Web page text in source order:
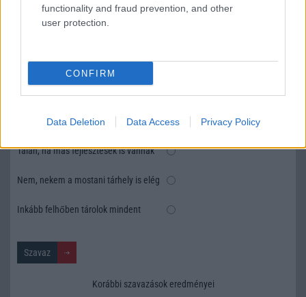
functionality and fraud prevention, and other
user protection.
CONFIRM
Data Deletion Data Access Privacy Policy
Megérné Önnek telefont váltani csak azért, mert az új modell dupla alap
tárhellyel érkezik?
Igen, a tárhely nagyon fontos
Talán, ha más fejlesztések is vannak
Nem, nekem a mostani tárhely is elég
Inkább felhőben tárolok mindent
Korábbi szavazások eredményei